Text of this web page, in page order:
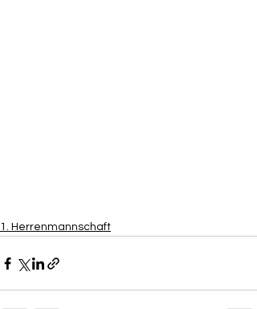
1. Herrenmannschaft